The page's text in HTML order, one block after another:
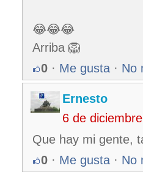
😂😂😂
Arriba 🦁
0 · Me gusta · No
Ernesto
6 de
Que hay mi gente,
0 · Me gusta · No